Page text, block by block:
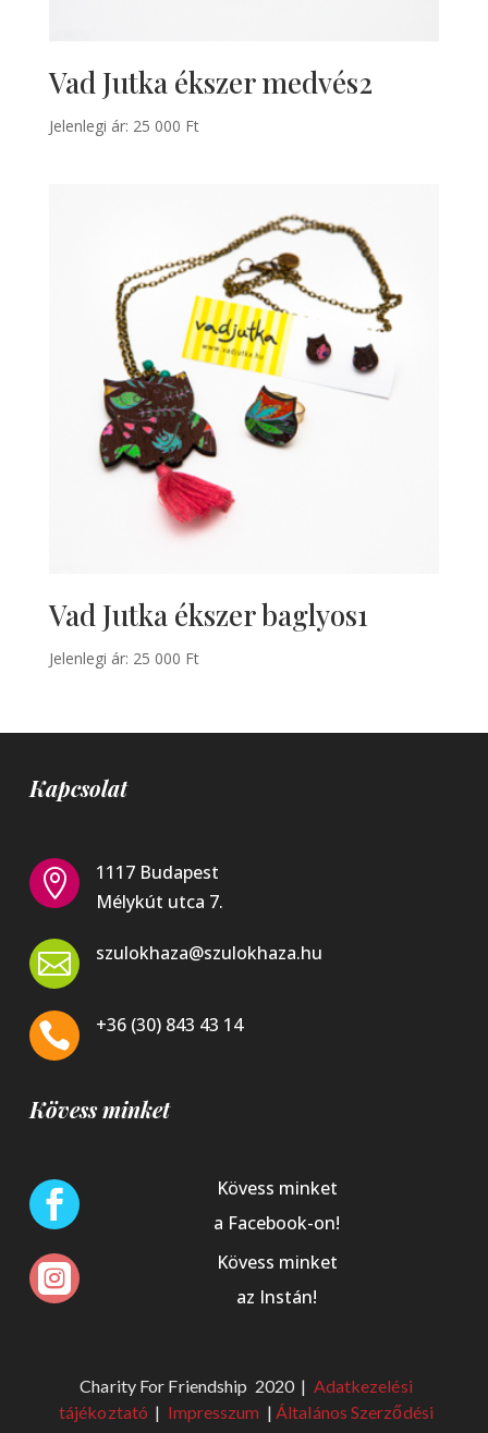
Vad Jutka ékszer medvés2
Jelenlegi ár: 25 000 Ft
Vad Jutka ékszer baglyos1
Jelenlegi ár: 25 000 Ft
Kapcsolat

1117 Budapest
Mélykút utca 7.
 szulokhaza@szulokhaza.hu
 +36 (30) 843 43 14
Kövess minket

Kövess minket
a Facebook-on!

Kövess minket
az Instán!
Charity For Friendship 2020 | Adatkezelési
tájékoztató | Impresszum | Általános Szerződési